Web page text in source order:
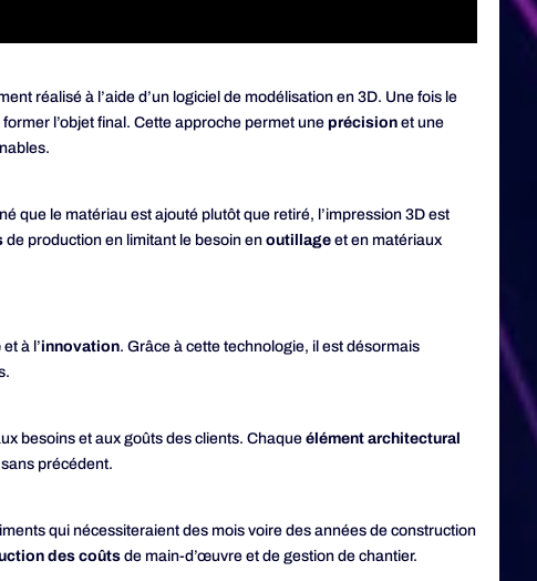
réalisé à l’aide d’un logiciel de modélisation en 3D. Une fois le
l’objet final. Cette approche permet uneprécision et une
que le matériau est ajouté plutôt que retiré, l’impression 3D est
de production en limitant le besoin enoutillage et en matériaux
et à l’innovation. Grâce à cette technologie, il est désormais
besoins et aux goûts des clients. Chaqueélément architectural
sans précédent.
qui nécessiteraient des mois voire des années de construction
des coûtsde main-d’œuvre et de gestion de chantier.